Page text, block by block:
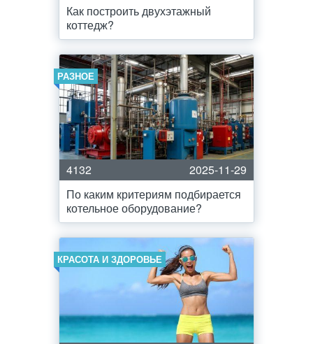
Как построить двухэтажный
коттедж?
РАЗНОЕ
4132
2025-11-29
По каким критериям подбирается
котельное оборудование?
КРАСОТА И ЗДОРОВЬЕ